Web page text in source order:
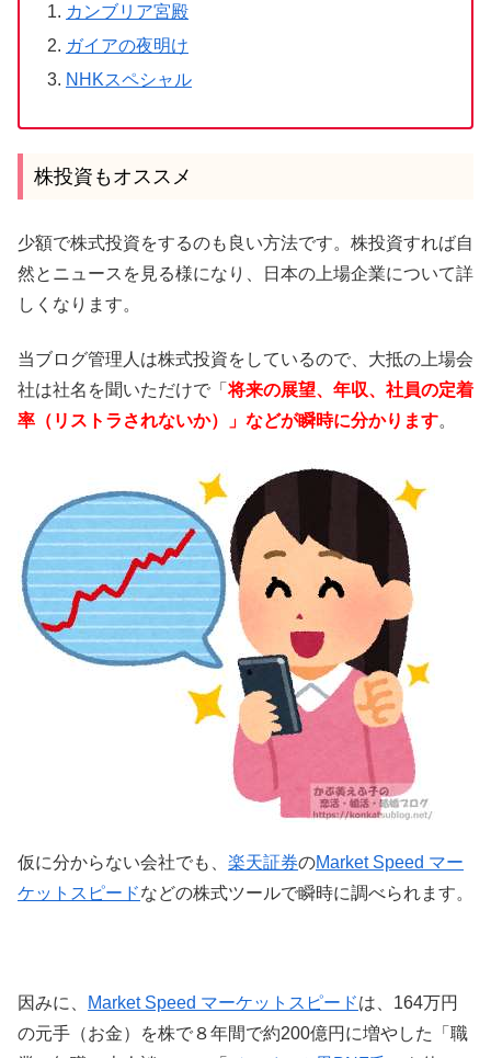
カンブリア宮殿
ガイアの夜明け
NHKスペシャル
株投資もオススメ
少額で株式投資をするのも良い方法です。株投資すれば自
然とニュースを見る様になり、日本の上場企業について詳
しくなります。
当ブログ管理人は株式投資をしているので、大抵の上場会
社は社名を聞いただけで「将来の展望、年収、社員の定着
率（リストラされないか）」などが瞬時に分かります。
仮に分からない会社でも、 楽天証券のMarket Speed マー
ケットスピードなどの株式ツールで瞬時に調べられます。
因みに、 Market Speed マーケットスピードは、164万円
の元手（お金）を株で８年間で約200億円に増やした「職